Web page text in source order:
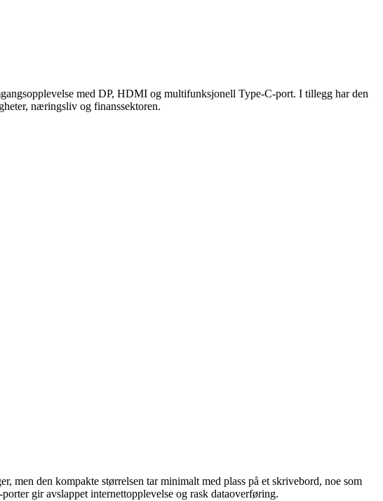
med DP, HDMI og multifunksjonell Type-C-port. I tillegg har den
næringsliv og finanssektoren.
men den kompakte størrelsen tar minimalt med plass på et skrivebord, noe som
gir avslappet internettopplevelse og rask dataoverføring.